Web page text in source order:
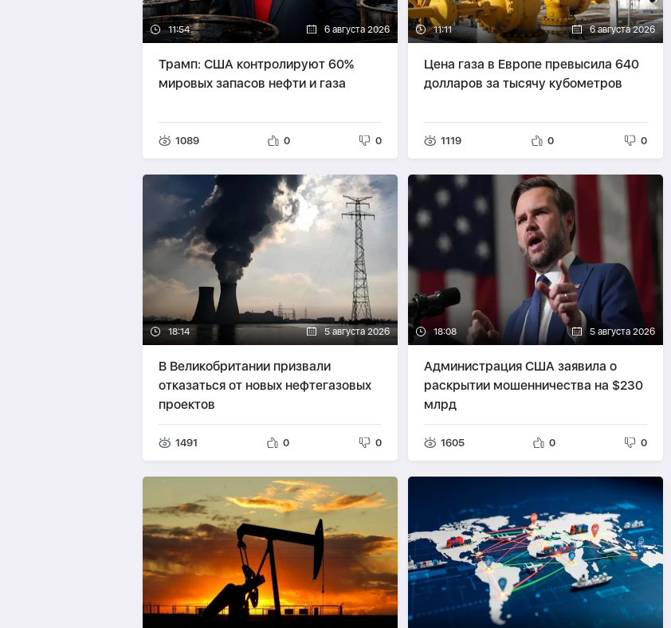
11:54 6 августа 2026
Трамп: США контролируют 60%
мировых запасов нефти и газа
1089 0 0
11:11 6 августа 2026
Цена газа в Европе превысила 640
долларов за тысячу кубометров
1119 0 0
18:14 5 августа 2026
В Великобритании призвали
отказаться от новых нефтегазовых
проектов
1491 0 0
18:08 5 августа 2026
Администрация США заявила о
раскрытии мошенничества на $230
млрд
1605 0 0